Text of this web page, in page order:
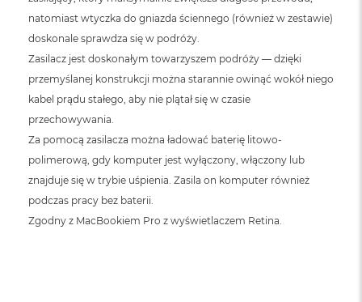
natomiast wtyczka do gniazda ściennego (również w zestawie)
doskonale sprawdza się w podróży.
Zasilacz jest doskonałym towarzyszem podróży — dzięki
przemyślanej konstrukcji można starannie owinąć wokół niego
kabel prądu stałego, aby nie plątał się w czasie
przechowywania.
Za pomocą zasilacza można ładować baterię litowo-
polimerową, gdy komputer jest wyłączony, włączony lub
znajduje się w trybie uśpienia. Zasila on komputer również
podczas pracy bez baterii.
Zgodny z MacBookiem Pro z wyświetlaczem Retina.